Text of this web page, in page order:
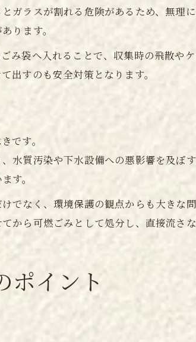
ラスが割れる危険があるため、無理
ります。
袋へ入れることで、収集時の飛散やケ
出すのも安全対策となります。
です。
質汚染や下水設備への悪影響を及ぼす
す。
でなく、環境保護の観点からも大きな問
ら可燃ごみとして処分し、直接流さ
ポイント